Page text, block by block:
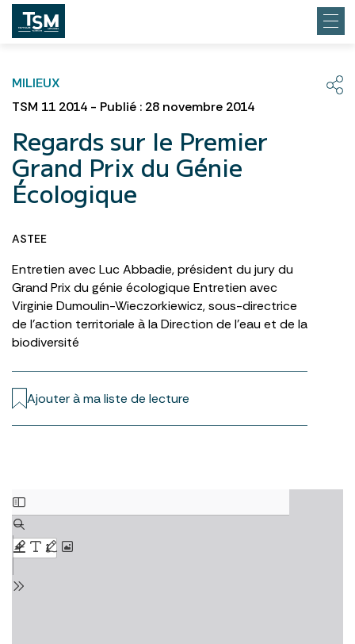
MILIEUX
TSM 11 2014 - Publié : 28 novembre 2014
Regards sur le Premier
Grand Prix du Génie
Écologique
ASTEE
Entretien avec Luc Abbadie, président du jury du
Grand Prix du génie écologique Entretien avec
Virginie Dumoulin-Wieczorkiewicz, sous-directrice
de l’action territoriale à la Direction de l’eau et de la
biodiversité
Ajouter à ma liste de lecture